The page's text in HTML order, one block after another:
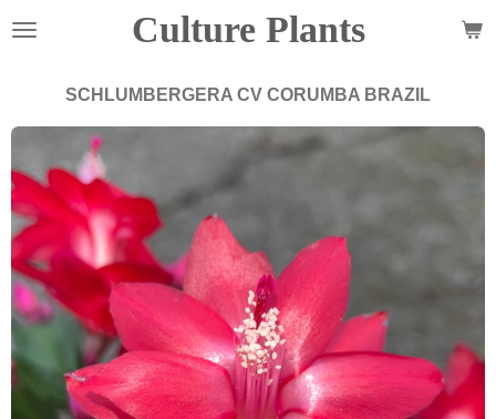
Zum
Culture Plants
SCHLUMBERGERA CV CORUMBA BRAZIL